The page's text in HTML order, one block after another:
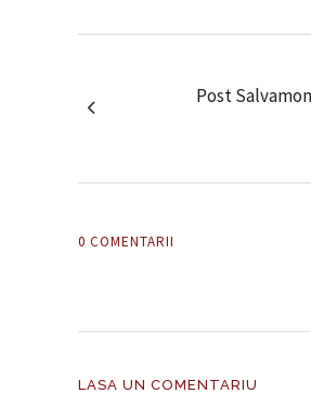
Post
0 COMENTARII
LASA UN COMENTARIU